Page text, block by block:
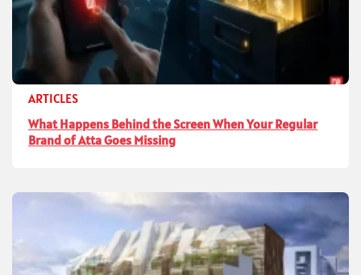
ARTICLES
What Happens Behind the Screen When Your Regular
Brand of Atta Goes Missing